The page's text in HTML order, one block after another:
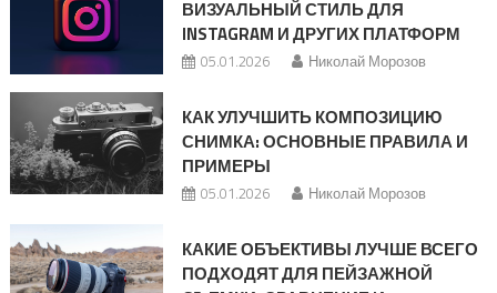
ВИЗУАЛЬНЫЙ СТИЛЬ ДЛЯ
INSTAGRAM И ДРУГИХ ПЛАТФОРМ
05.01.2026 Николай Морозов
КАК УЛУЧШИТЬ КОМПОЗИЦИЮ
СНИМКА: ОСНОВНЫЕ ПРАВИЛА И
ПРИМЕРЫ
05.01.2026 Николай Морозов
КАКИЕ ОБЪЕКТИВЫ ЛУЧШЕ ВСЕГО
ПОДХОДЯТ ДЛЯ ПЕЙЗАЖНОЙ